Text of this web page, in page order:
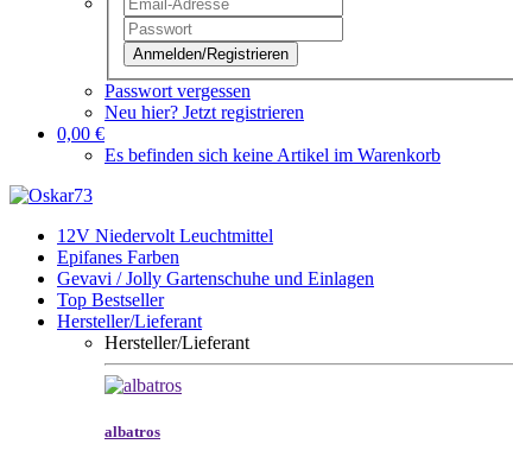
Anmelden/Registrieren
Passwort vergessen
Neu hier? Jetzt registrieren
0,00 €
Es befinden sich keine Artikel im Warenkorb
12V Niedervolt Leuchtmittel
Epifanes Farben
Gevavi / Jolly Gartenschuhe und Einlagen
Top Bestseller
Hersteller/Lieferant
Hersteller/Lieferant
albatros